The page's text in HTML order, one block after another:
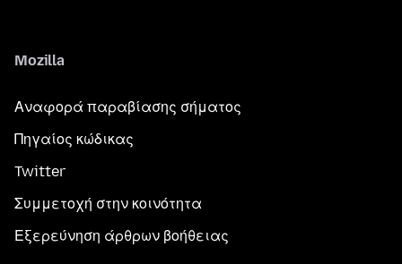
Mozilla
Αναφορά παραβίασης σήματος
Πηγαίος κώδικας
Twitter
Συμμετοχή στην κοινότητα
Εξερεύνηση άρθρων βοήθειας